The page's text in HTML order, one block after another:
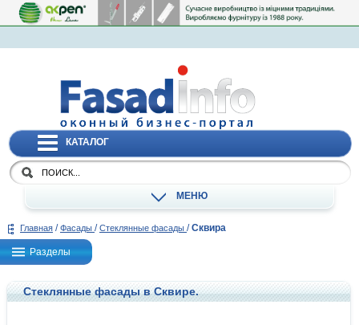
КАТАЛОГ
МЕНЮ
Главная / Фасады / Стеклянные фасады / Сквира
Разделы
Стеклянные фасады в Сквире.